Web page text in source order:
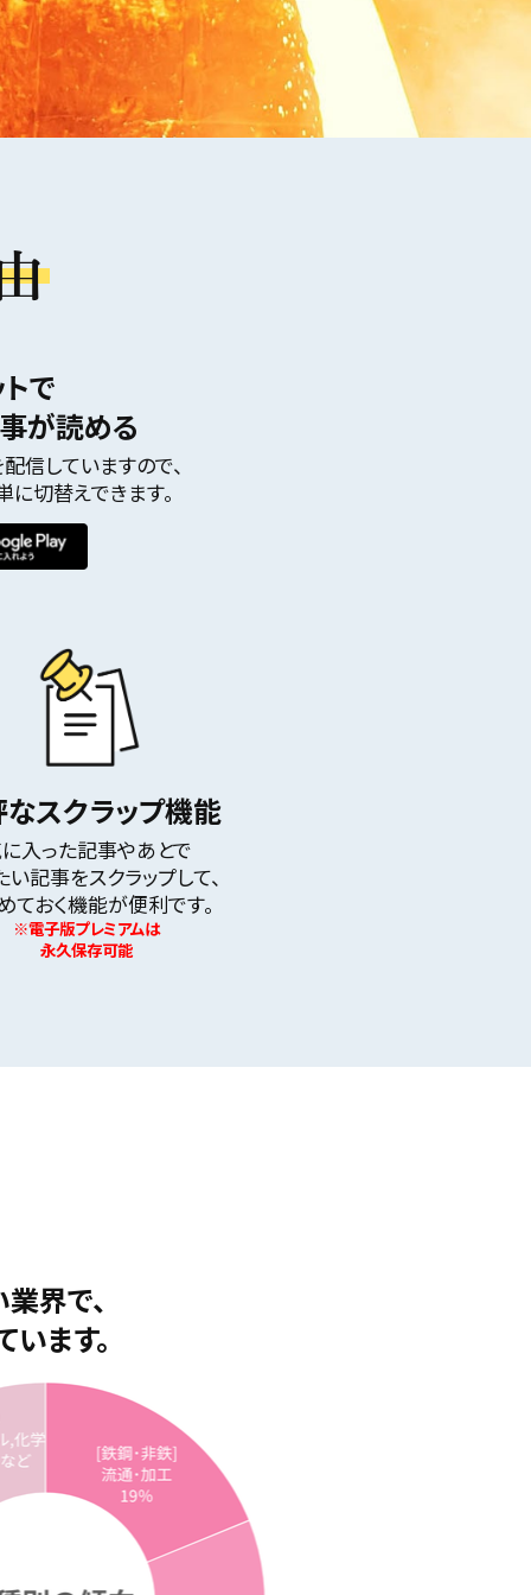
で
が読める
信していますので、
切替えできます。
スクラップ機能
入った記事やあとで
記事をスクラップして、
ておく機能が便利です。
※電子版プレミアムは
永久保存可能
界で、
ます。